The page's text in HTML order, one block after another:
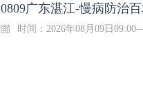
0809广东湛江-慢病防治
时间：2026年08月09日